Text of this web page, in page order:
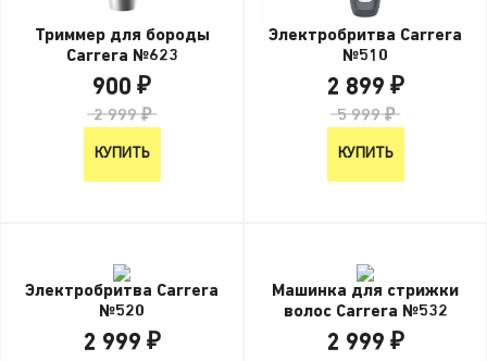
Триммер для бороды
Carrera №623
900 ₽
2 999 ₽
КУПИТЬ
Электробритва Carrera
№510
2 899 ₽
5 999 ₽
КУПИТЬ
Электробритва Carrera
№520
2 999 ₽
Машинка для стрижки
волос Carrera №532
2 999 ₽